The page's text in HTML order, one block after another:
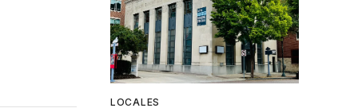
LOCALES